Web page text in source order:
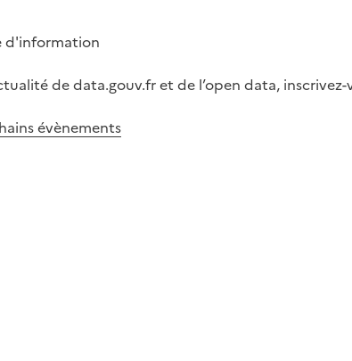
d'information
de data.gouv.fr et de l’open data,
évènements